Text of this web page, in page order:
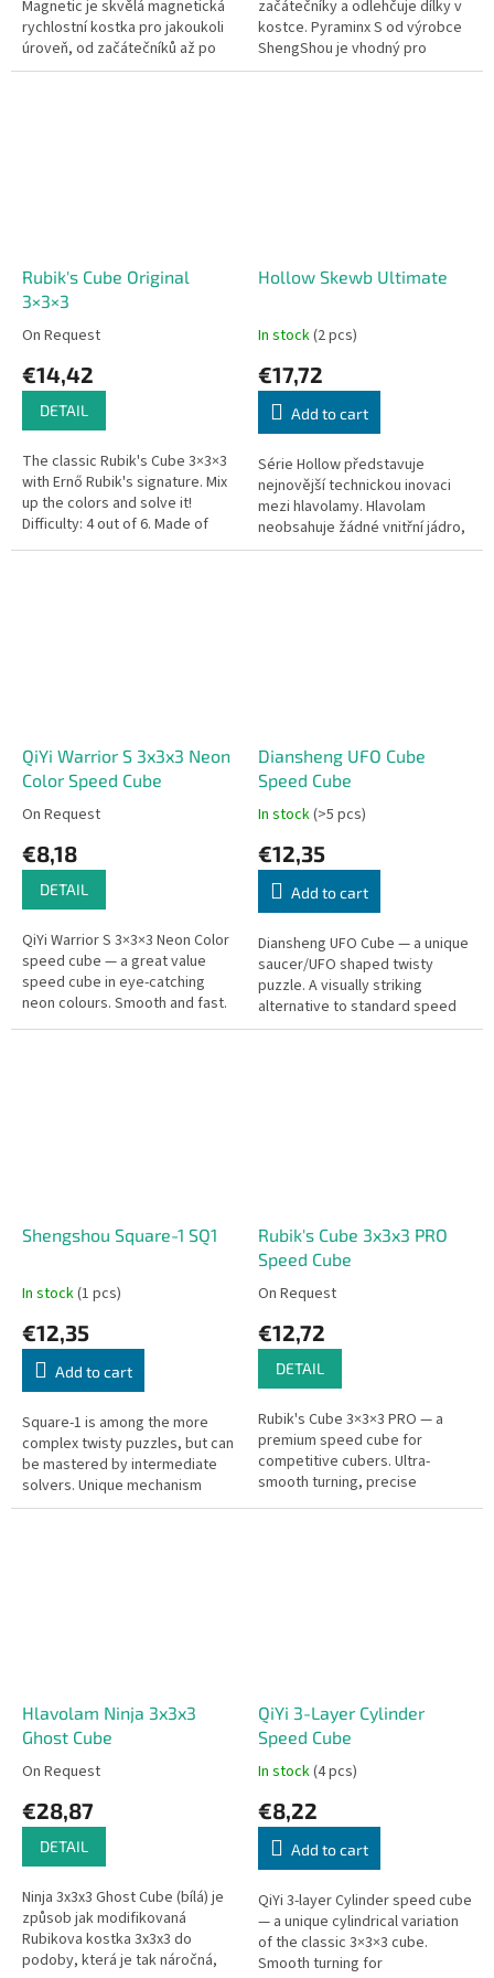
Magnetic je skvělá magnetická
rychlostní kostka pro jakoukoli
úroveň, od začátečníků až po
profesionály. Rozměry: 65 x 65 x
začátečníky a odlehčuje dílky v
kostce. Pyraminx S od výrobce
ShengShou je vhodný pro
začátečníky, kteří se chtějí
Rubik's Cube Original
3×3×3
On Request
€14,42
DETAIL
The classic Rubik's Cube 3×3×3
with Ernő Rubik's signature. Mix
up the colors and solve it!
Difficulty: 4 out of 6. Made of
plastic.
Hollow Skewb Ultimate
In stock(2 pcs)
€17,72
Add to cart
Série Hollow představuje
nejnovější technickou inovaci
mezi hlavolamy. Hlavolam
neobsahuje žádné vnitřní jádro,
takže můžete sledovat, jak se
QiYi Warrior S 3x3x3 Neon
Color Speed Cube
On Request
€8,18
DETAIL
QiYi Warrior S 3×3×3 Neon Color
speed cube — a great value
speed cube in eye-catching
neon colours. Smooth and fast.
Diansheng UFO Cube
Speed Cube
In stock(>5 pcs)
€12,35
Add to cart
Diansheng UFO Cube — a unique
saucer/UFO shaped twisty
puzzle. A visually striking
alternative to standard speed
cubes.
Shengshou Square-1 SQ1
In stock(1 pcs)
€12,35
Add to cart
Square-1 is among the more
complex twisty puzzles, but can
be mastered by intermediate
solvers. Unique mechanism
prevents loosening.
Rubik's Cube 3x3x3 PRO
Speed Cube
On Request
€12,72
DETAIL
Rubik's Cube 3×3×3 PRO — a
premium speed cube for
competitive cubers. Ultra-
smooth turning, precise
adjustment system.
Hlavolam Ninja 3x3x3
Ghost Cube
On Request
€28,87
DETAIL
Ninja 3x3x3 Ghost Cube (bílá) je
způsob jak modifikovaná
Rubikova kostka 3x3x3 do
podoby, která je tak náročná,
QiYi 3-Layer Cylinder
Speed Cube
In stock(4 pcs)
€8,22
Add to cart
QiYi 3-layer Cylinder speed cube
— a unique cylindrical variation
of the classic 3×3×3 cube.
Smooth turning for